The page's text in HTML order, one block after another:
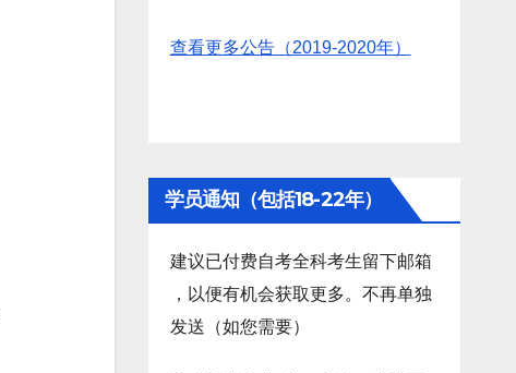
查看更多公告（2019-2020年）
学员通知（包括18-22年）
建议已付费自考全科考生留下邮箱
，以便有机会获取更多。不再单独
发送（如您需要）